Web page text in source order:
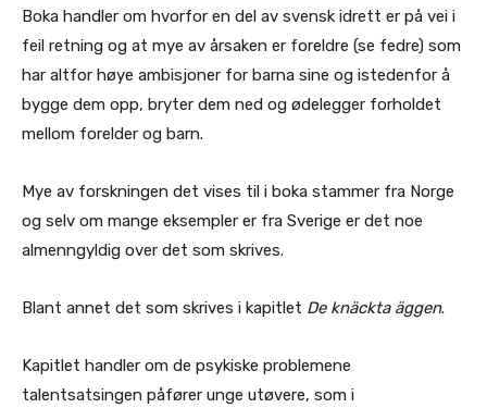
Boka handler om hvorfor en del av svensk idrett er på vei i
feil retning og at mye av årsaken er foreldre (se fedre) som
har altfor høye ambisjoner for barna sine og istedenfor å
bygge dem opp, bryter dem ned og ødelegger forholdet
mellom forelder og barn.
Mye av forskningen det vises til i boka stammer fra Norge
og selv om mange eksempler er fra Sverige er det noe
almenngyldig over det som skrives.
Blant annet det som skrives i kapitlet De knäckta äggen.
Kapitlet handler om de psykiske problemene
talentsatsingen påfører unge utøvere, som i